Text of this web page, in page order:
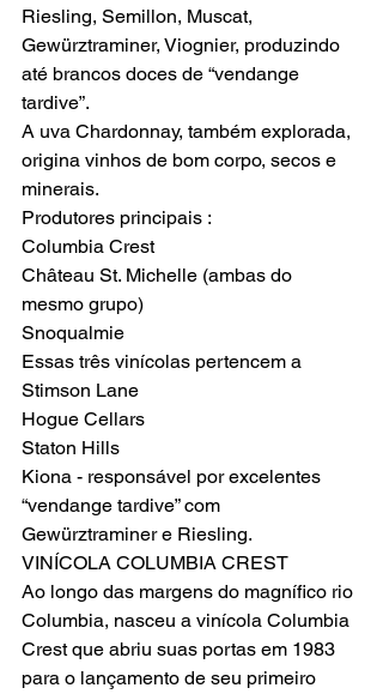
Riesling, Semillon, Muscat,
Gewürztraminer, Viognier, produzindo
até brancos doces de “vendange
tardive”.
A uva Chardonnay, também explorada,
origina vinhos de bom corpo, secos e
minerais.
Produtores principais :
Columbia Crest
Château St. Michelle (ambas do
mesmo grupo)
Snoqualmie
Essas três vinícolas pertencem a
Stimson Lane
Hogue Cellars
Staton Hills
Kiona - responsável por excelentes
“vendange tardive” com
Gewürztraminer e Riesling.
VINÍCOLA COLUMBIA CREST
Ao longo das margens do magnífico rio
Columbia, nasceu a vinícola Columbia
Crest que abriu suas portas em 1983
para o lançamento de seu primeiro